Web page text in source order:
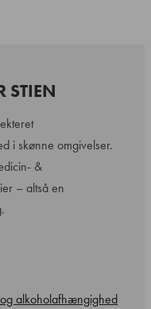
STIEN
i skønne omgivelser.
&
– altså en
alkoholafhængighed